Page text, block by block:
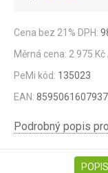
Cena bez 21% DPH:
Měrná cena: 2 975 Kč /
PeMi kód: 135023
EAN: 8595061607937
Podrobný popis
POPIS